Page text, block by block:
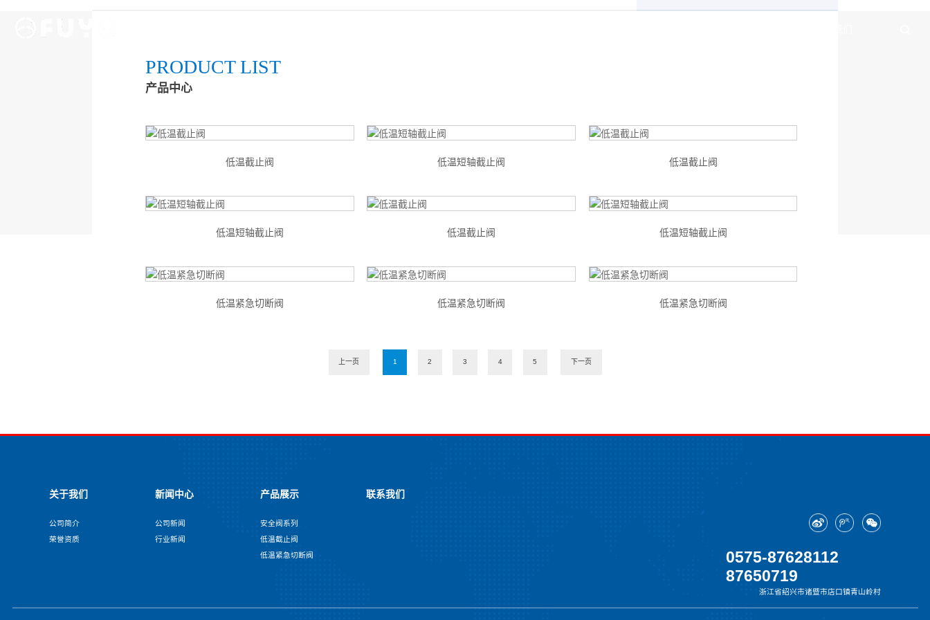
产品展示
PRODUCT LIST
产品中心
低温截止阀 低温短轴截止阀 低温截止阀
低温短轴截止阀 低温截止阀 低温短轴截止阀
低温紧急切断阀 低温紧急切断阀 低温紧急切断阀
上一页 1 2 3 4 5 下一页
关于我们
公司简介
荣誉资质
新闻中心
公司新闻
行业新闻
产品展示
安全阀系列
低温截止阀
低温紧急切断阀
联系我们
0575-87628112
87650719
浙江省绍兴市诸暨市店口镇青山岭村